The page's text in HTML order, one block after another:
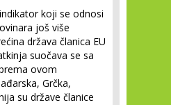
koji se odnosi
još više
država članica EU
suočava se sa
ovom
Grčka,
su države članice